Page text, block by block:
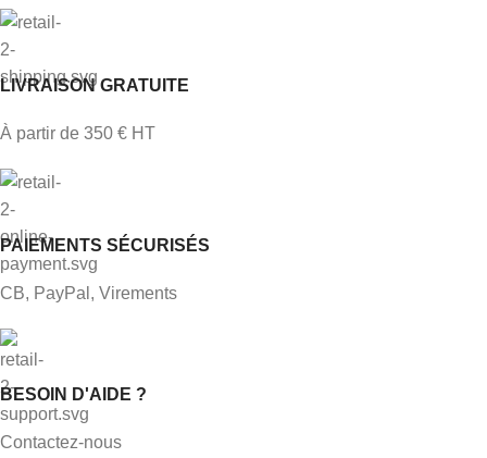
LIVRAISON GRATUITE
À partir de 350 € HT
PAIEMENTS SÉCURISÉS
CB, PayPal, Virements
BESOIN D'AIDE ?
Contactez-nous